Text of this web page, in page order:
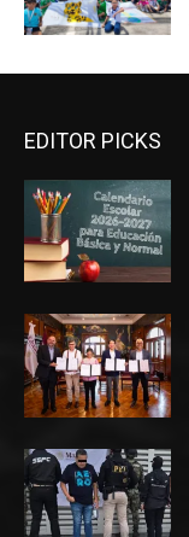
EDITOR PICKS